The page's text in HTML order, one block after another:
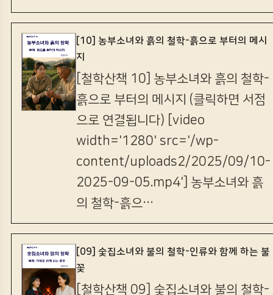
[10] 농부소녀와 흙의 철학-흙으로 부터의 메시
지
[철학산책 10] 농부소녀와 흙의 철학-
흙으로 부터의 메시지 (클릭하면 서점
으로 연결됩니다) [video
width='1280' src='/wp-
content/uploads2/2025/09/10-
2025-09-05.mp4'] 농부소녀와 흙
의 철학-흙으…
[09] 숯집소녀와 불의 철학-인류와 함께 하는 불
꽃
[철학산책 09] 숯집소녀와 불의 철학-